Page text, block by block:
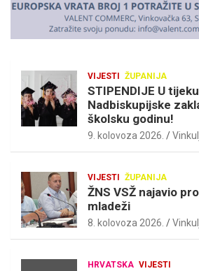
VIJESTI ŽUPANIJA
STIPENDIJE U
Nadbiskupijske
školsku godinu!
9. kolovoza 2026.
VIJESTI ŽUPANIJA
ŽNS VSŽ najavio
mladeži
8. kolovoza 2026.
HRVATSKA VIJESTI